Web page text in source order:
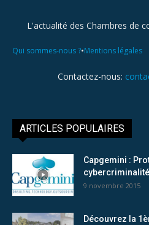
L'actualité des Chambres de
Qui sommes-nous ?•Mentions légales
Contactez-nous:
ARTICLES POPULAIRES
Capgemini :
cybercriminalité
9 novembre 2015
Découvrez la